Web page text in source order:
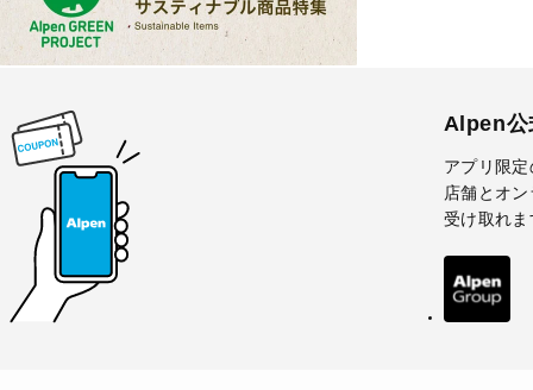
Alpen公
アプリ限
店舗とオ
受け取れま